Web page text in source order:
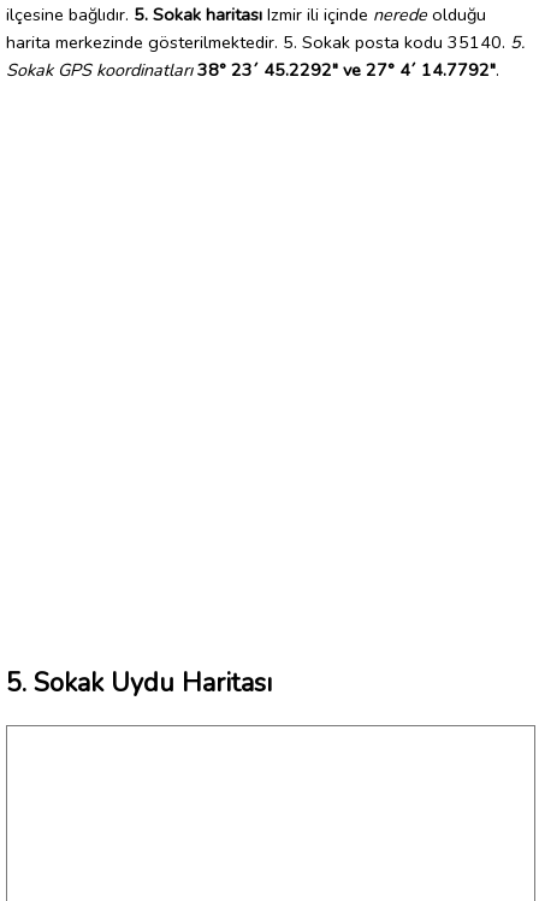
ilçesine bağlıdır. 5. Sokak haritası Izmir ili içinde nerede olduğu
harita merkezinde gösterilmektedir. 5. Sokak posta kodu 35140. 5.
Sokak GPS koordinatları 38° 23´ 45.2292" ve 27° 4´ 14.7792".
5. Sokak Uydu Haritası